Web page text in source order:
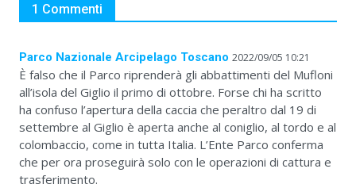
1 Commenti
Parco Nazionale Arcipelago Toscano 2022/09/05 10:21
È falso che il Parco riprenderà gli abbattimenti del Mufloni
all’isola del Giglio il primo di ottobre. Forse chi ha scritto
ha confuso l’apertura della caccia che peraltro dal 19 di
settembre al Giglio è aperta anche al coniglio, al tordo e al
colombaccio, come in tutta Italia. L’Ente Parco conferma
che per ora proseguirà solo con le operazioni di cattura e
trasferimento.